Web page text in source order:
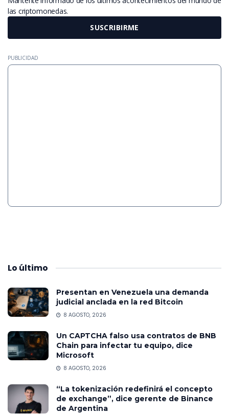
las criptomonedas.
SUSCRIBIRME
PUBLICIDAD
Lo último
Presentan en Venezuela una demanda
judicial anclada en la red Bitcoin
8 AGOSTO, 2026
Un CAPTCHA falso usa contratos de BNB
Chain para infectar tu equipo, dice
Microsoft
8 AGOSTO, 2026
“La tokenización redefinirá el concepto
de exchange”, dice gerente de Binance
de Argentina